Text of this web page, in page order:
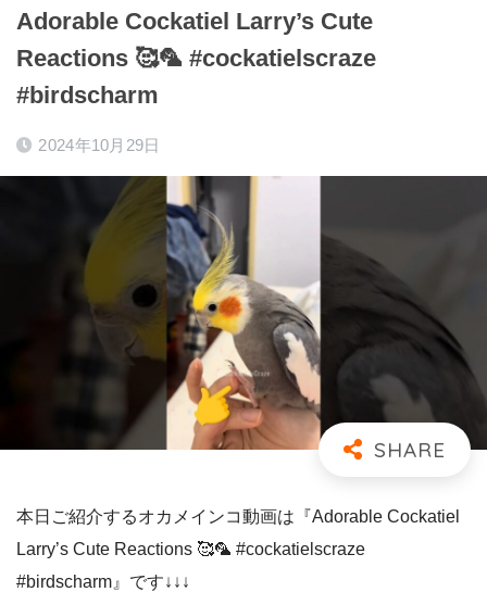
Adorable Cockatiel Larry’s Cute
Reactions 🥰🦜 #cockatielscraze
#birdscharm
2024年10月29日
本日ご紹介するオカメインコ動画は『Adorable Cockatiel
Larry’s Cute Reactions 🥰🦜 #cockatielscraze
#birdscharm』です↓↓↓